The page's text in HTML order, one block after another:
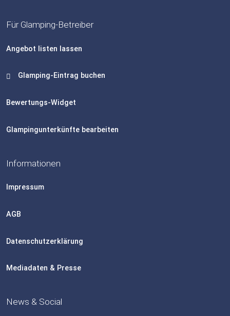
Für Glamping-Betreiber
Angebot listen lassen
Glamping-Eintrag buchen
Bewertungs-Widget
Glampingunterkünfte bearbeiten
Informationen
Impressum
AGB
Datenschutzerklärung
Mediadaten & Presse
News & Social